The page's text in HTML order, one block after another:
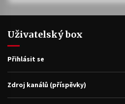
Uživatelský box
Přihlásit se
Zdroj kanálů (příspěvky)